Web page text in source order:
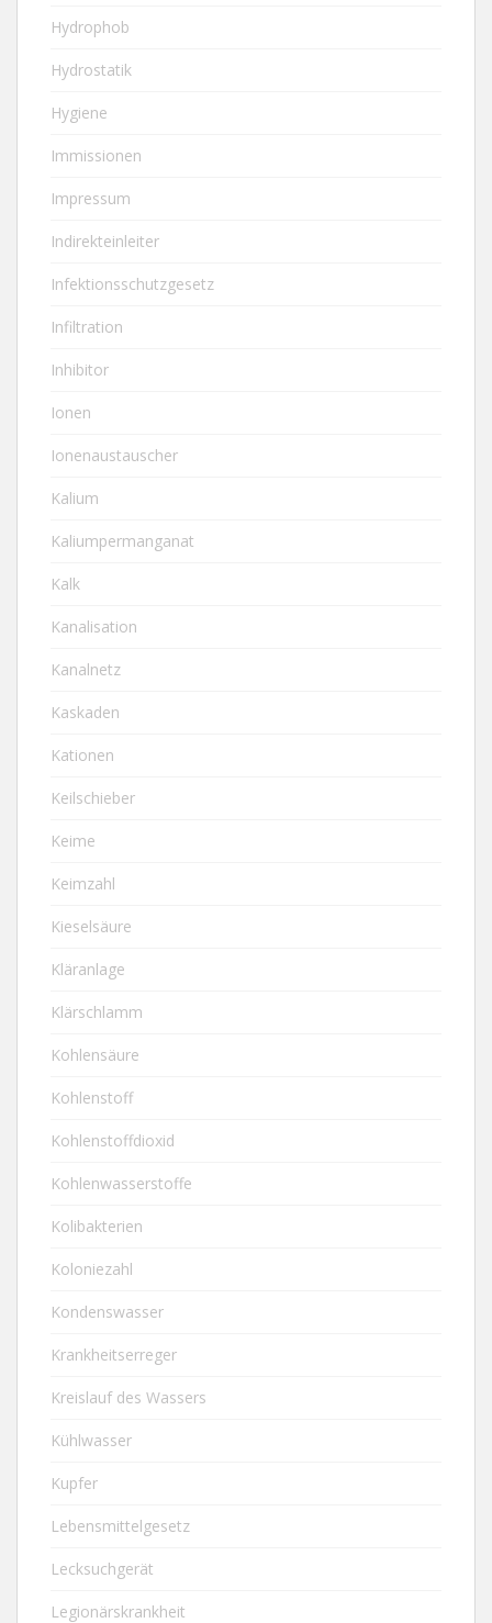
Hydrophob
Hydrostatik
Hygiene
Immissionen
Impressum
Indirekteinleiter
Infektionsschutzgesetz
Infiltration
Inhibitor
Ionen
Ionenaustauscher
Kalium
Kaliumpermanganat
Kalk
Kanalisation
Kanalnetz
Kaskaden
Kationen
Keilschieber
Keime
Keimzahl
Kieselsäure
Kläranlage
Klärschlamm
Kohlensäure
Kohlenstoff
Kohlenstoffdioxid
Kohlenwasserstoffe
Kolibakterien
Koloniezahl
Kondenswasser
Krankheitserreger
Kreislauf des Wassers
Kühlwasser
Kupfer
Lebensmittelgesetz
Lecksuchgerät
Legionärskrankheit